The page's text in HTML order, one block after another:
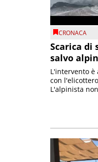
CRONACA
Scarica di
salvo
L'intervento
con
L'alpinista